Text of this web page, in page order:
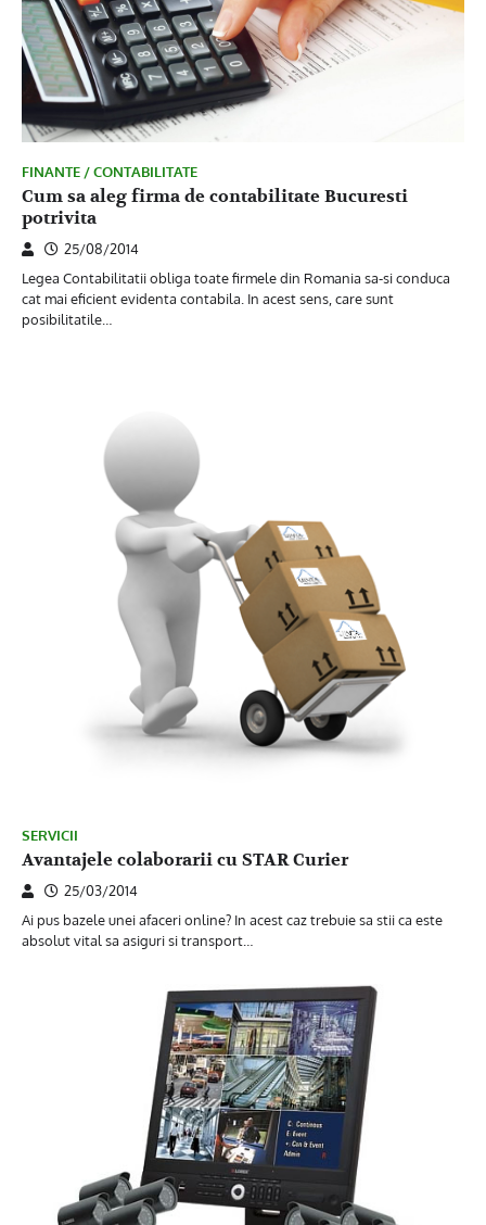
FINANTE / CONTABILITATE
Cum sa aleg firma de contabilitate Bucuresti
potrivita
25/08/2014
Legea Contabilitatii obliga toate firmele din Romania sa-si conduca
cat mai eficient evidenta contabila. In acest sens, care sunt
posibilitatile…
SERVICII
Avantajele colaborarii cu STAR Curier
25/03/2014
Ai pus bazele unei afaceri online? In acest caz trebuie sa stii ca este
absolut vital sa asiguri si transport…